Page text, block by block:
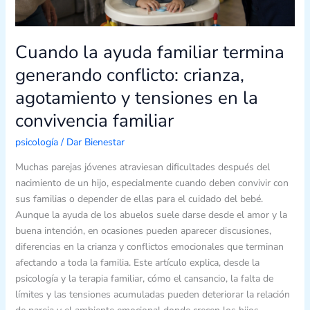
Cuando la ayuda familiar termina
generando conflicto: crianza,
agotamiento y tensiones en la
convivencia familiar
psicología/ Dar Bienestar
Muchas parejas jóvenes atraviesan dificultades después del
nacimiento de un hijo, especialmente cuando deben convivir con
sus familias o depender de ellas para el cuidado del bebé.
Aunque la ayuda de los abuelos suele darse desde el amor y la
buena intención, en ocasiones pueden aparecer discusiones,
diferencias en la crianza y conflictos emocionales que terminan
afectando a toda la familia. Este artículo explica, desde la
psicología y la terapia familiar, cómo el cansancio, la falta de
límites y las tensiones acumuladas pueden deteriorar la relación
convivencia